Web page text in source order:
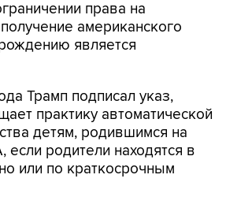
права на
американского
является
Трамп подписал указ,
практику автоматической
детям, родившимся на
родители находятся в
или по краткосрочным